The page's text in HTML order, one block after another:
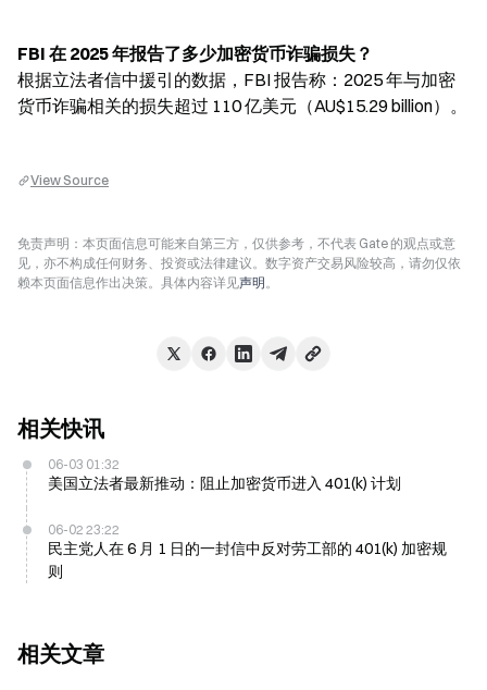
FBI 在 2025 年报告了多少加密货币诈骗损失？
根据立法者信中援引的数据，FBI 报告称：2025 年与加密
货币诈骗相关的损失超过 110 亿美元（AU$15.29 billion）。
View Source
免责声明：本页面信息可能来自第三方，仅供参考，不代表 Gate 的观点或意
见，亦不构成任何财务、投资或法律建议。数字资产交易风险较高，请勿仅依
赖本页面信息作出决策。具体内容详见声明。
相关快讯
06-03 01:32
美国立法者最新推动：阻止加密货币进入 401(k) 计划
06-02 23:22
民主党人在 6 月 1 日的一封信中反对劳工部的 401(k) 加密规
则
相关文章